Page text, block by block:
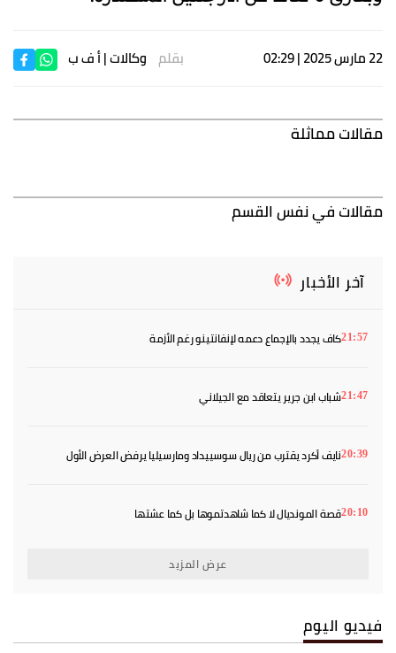
22 مارس 2025 | 02:29 بقلم وكالات| أ ف ب
مقالات مماثلة
مقالات في نفس القسم
آخر الأخبار
21:57كاف يجدد بالإجماع دعمه لإنفانتينو رغم الأزمة
21:47شباب ابن جرير يتعاقد مع الجيلاني
20:39نايف أكرد يقترب من ريال سوسييداد ومارسيليا يرفض العرض الأول
20:10قصة المونديال لا كما شاهدتموها بل كما عشتها
عرض المزيد
فيديو اليوم